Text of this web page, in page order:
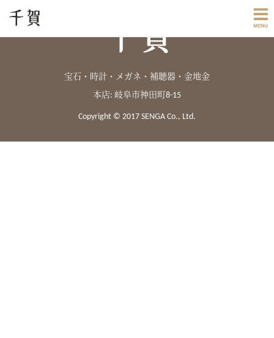
宝石・時計・メガネ・補聴器・金地金
本店: 岐阜市神田町8-15
Copyright © 2017 SENGA Co., Ltd.